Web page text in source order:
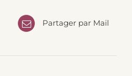
Partager par Mail